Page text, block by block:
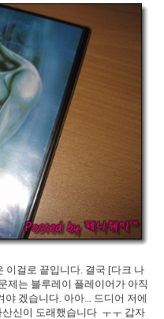
이걸로 끝입니다. 결국 [다크 나
제는 블루레이 플레이어가 아직
겠습니다. 아아... 드디어 저에
신이 도래했습니다 ㅜㅜ 갑자